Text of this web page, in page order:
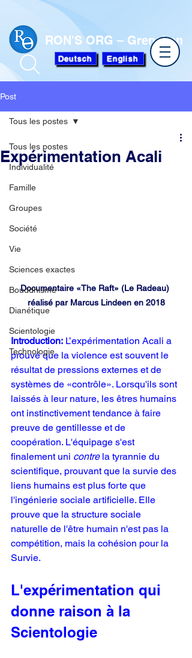
RON'S ORG – Grenchen
Deutsch English
Post
Tous les postes
Individualité
Famille
Groupes
Société
Vie
Sciences exactes
Bouddhisme
Dianétique
Scientologie
Technologie
Tous les postes
Expérimentation Acali
Documentaire «The Raft» (Le Radeau)
réalisé par Marcus Lindeen en 2018
Introduction: L’expérimentation Acali a
prouvé que la violence est souvent le
résultat de pressions externes et de
systèmes de «contrôle». Lorsqu'ils sont
laissés à leur nature, les êtres humains
ont instinctivement tendance à faire
preuve de gentillesse et de
coopération. L'équipage s'est
finalement uni contre la tyrannie du
scientifique, prouvant que la survie des
liens humains est plus forte que
l'ingénierie sociale artificielle. Elle
prouve que la structure sociale
naturelle de l'être humain n'est pas la
compétition, mais la cohésion pour la
Survie.
L'expérimentation qui
donne raison à la
Scientologie